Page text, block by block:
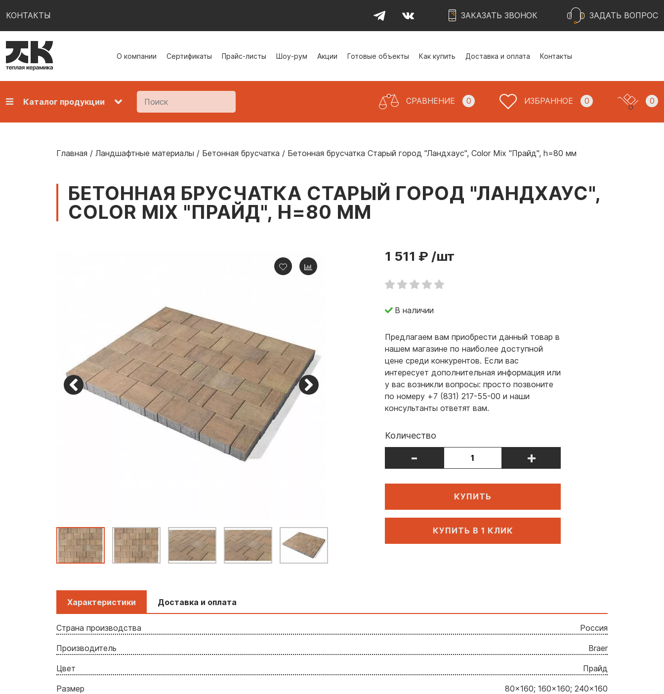
КОНТАКТЫ ЗАКАЗАТЬ ЗВОНОК ЗАДАТЬ ВОПРОС
О компании Сертификаты Прайс-листы Шоу-рум Акции Готовые объекты Как купить Доставка и оплата Контакты
Каталог продукции СРАВНЕНИЕ 0 ИЗБРАННОЕ 0 0
Главная / Ландшафтные материалы / Бетонная брусчатка / Бетонная брусчатка Старый город "Ландхаус", Color Mix "Прайд", h=80 мм
БЕТОННАЯ БРУСЧАТКА СТАРЫЙ ГОРОД "ЛАНДХАУС",
COLOR MIX "ПРАЙД", H=80 ММ
1 511 ₽ /шт
В наличии
Предлагаем вам приобрести данный товар в
нашем магазине по наиболее доступной
цене среди конкурентов. Если вас
интересует дополнительная информация или
у вас возникли вопросы: просто позвоните
по номеру +7 (831) 217-55-00 и наши
консультанты ответят вам.
Количество
- +
КУПИТЬ
КУПИТЬ В 1 КЛИК
Характеристики Доставка и оплата
Страна производства Россия
Производитель Braer
Цвет Прайд
Размер 80x160; 160x160; 240x160